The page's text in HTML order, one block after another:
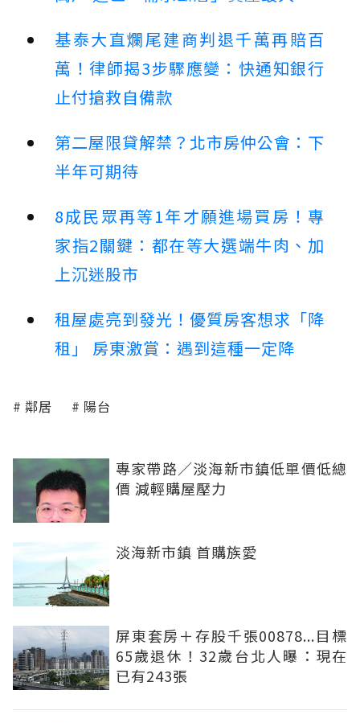
基泰大直爛尾建商判退千萬再賠百
萬！律師揭3步驟應變：快通知銀行
止付搶救自備款
第二屋限貸解禁？北市房仲公會：下
半年可期待
8成民眾再等1年才願進場買房！專
家指2關鍵：都在等大選端牛肉、加
上沉迷股市
租屋處亮到發光！優質房客想求「降
租」 房東激賞：遇到這種一定降
鄰居 陽台
專家帶路／淡海新市鎮低單價低總
價 減輕購屋壓力
淡海新市鎮 首購族愛
屏東套房＋存股千張00878...目標
65歲退休！32歲台北人曝：現在
已有243張